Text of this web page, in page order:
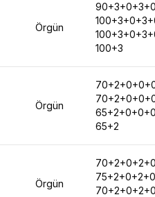
Örgün
90+3+0+3+0
100+3
Örgün
65+2+0+0+0
65+2
Örgün
70+2+0+2+0
75+2+0+2+0
70+2+0+2+0